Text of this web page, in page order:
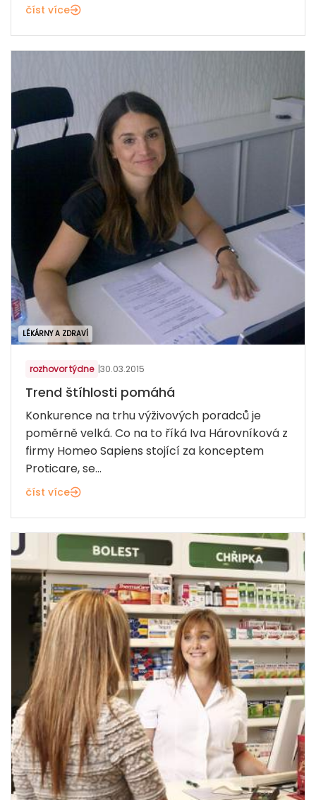
číst více
LÉKÁRNY A ZDRAVÍ
rozhovor týdne |30.03.2015
Trend štíhlosti pomáhá
Konkurence na trhu výživových poradců je
poměrně velká. Co na to říká Iva Hárovníková z
firmy Homeo Sapiens stojící za konceptem
Proticare, se...
číst více